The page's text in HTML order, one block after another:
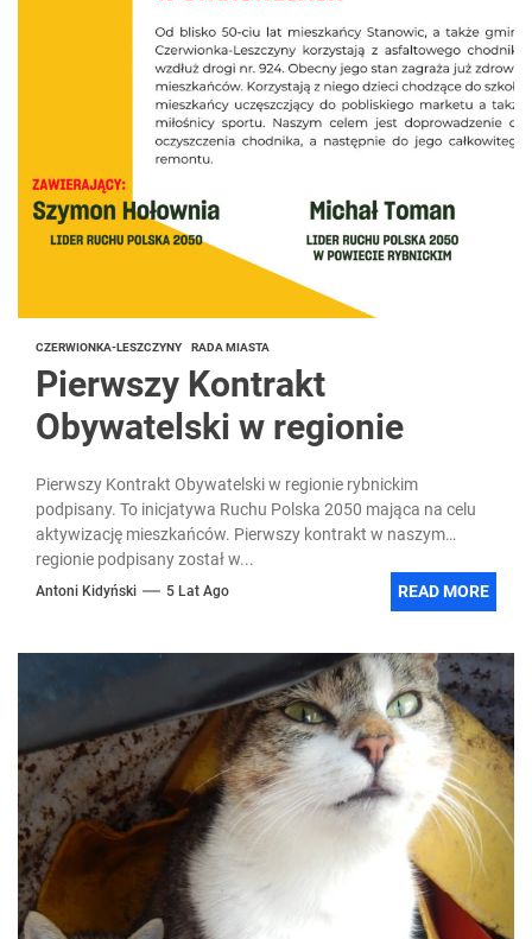
CZERWIONKA-LESZCZYNY RADA MIASTA
Pierwszy Kontrakt
Obywatelski w regionie
Pierwszy Kontrakt Obywatelski w regionie rybnickim
podpisany. To inicjatywa Ruchu Polska 2050 mająca na celu
aktywizację mieszkańców. Pierwszy kontrakt w naszym
regionie podpisany został w...
Antoni Kidyński 5 Lat Ago READ MORE